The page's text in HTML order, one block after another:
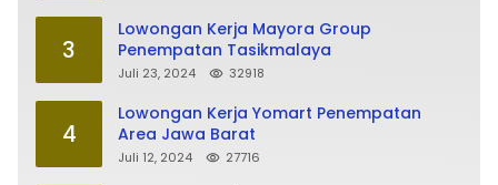
3
Lowongan Kerja Mayora Group
Penempatan Tasikmalaya
Juli 23, 2024 32918
4
Lowongan Kerja Yomart Penempatan
Area Jawa Barat
Juli 12, 2024 27716